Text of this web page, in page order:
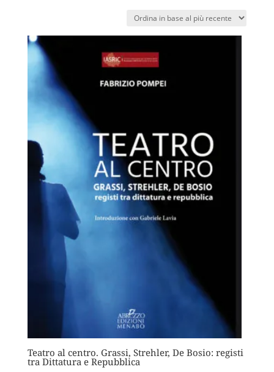
base
al
Teatro al centro. Grassi, Strehler, De Bosio: registi
tra Dittatura e Repubblica